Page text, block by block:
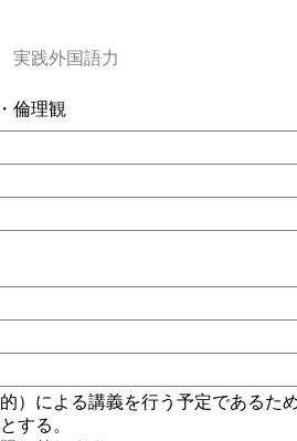
実践外国語力
倫理観
）による講義を行う予定であるた
する。